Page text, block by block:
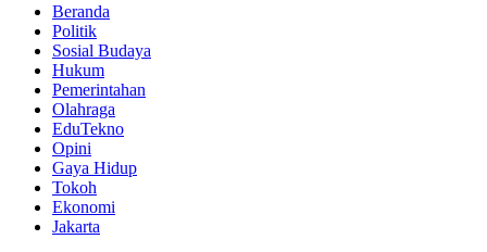
Beranda
Politik
Sosial Budaya
Hukum
Pemerintahan
Olahraga
EduTekno
Opini
Gaya Hidup
Tokoh
Ekonomi
Jakarta